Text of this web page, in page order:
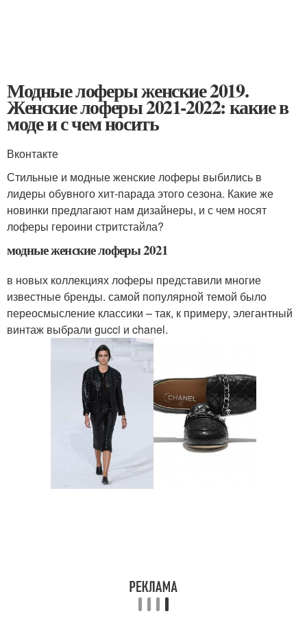
Модные лоферы женские 2019.
Женские лоферы 2021-2022: какие в
моде и с чем носить
Вконтакте
Стильные и модные женские лоферы выбились в
лидеры обувного хит-парада этого сезона. Какие же
новинки предлагают нам дизайнеры, и с чем носят
лоферы героини стритстайла?
модные женские лоферы 2021
в новых коллекциях лоферы представили многие
известные бренды. самой популярной темой было
переосмысление классики – так, к примеру, элегантный
винтаж выбрали gucci и chanel.